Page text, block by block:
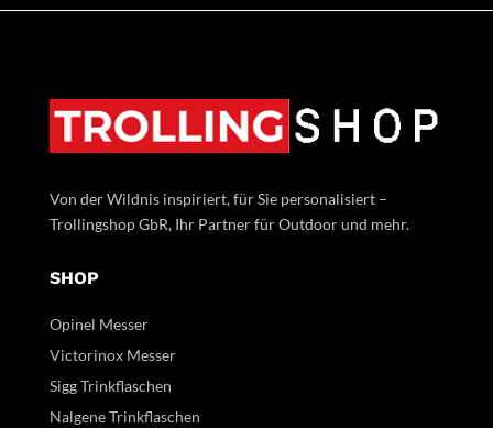
Von der Wildnis inspiriert, für Sie personalisiert –
Trollingshop GbR, Ihr Partner für Outdoor und mehr.
SHOP
Opinel Messer
Victorinox Messer
Sigg Trinkflaschen
Nalgene Trinkflaschen